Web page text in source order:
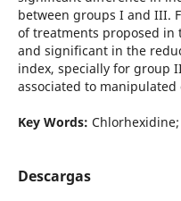
between groups I and III.
of treatments proposed in
and significant in the
index, specially for group
associated to
Key Words:
Descargas